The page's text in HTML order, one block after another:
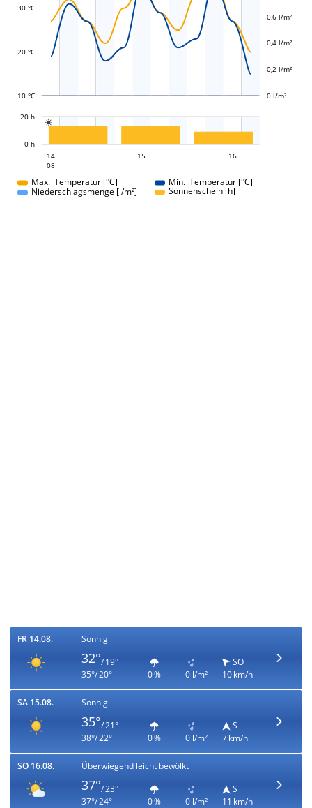
10 °C
20 °C
30 °C
0 l/m²
0,2 l/m²
0,4 l/m²
0,6 l/m²

0 h
20 h
14
08
15 16
Max. Temperatur [°C]
Min. Temperatur [°C]
Niederschlagsmenge [l/m²]
Sonnenschein [h]
FR 14.08. Sonnig
32°/ 19°
35°/ 20°
0 % 0 l/m²
SO
10 km/h
SA 15.08. Sonnig
35°/ 21°
38°/ 22°
0 % 0 l/m²
S
7 km/h
SO 16.08. Überwiegend leicht bewölkt
37°/ 23°
37°/ 24°
0 % 0 l/m²
S
11 km/h